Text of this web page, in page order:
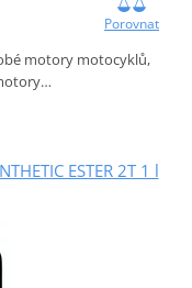
Porovnat
motory motocyklů,
ESTER 2T 1 l